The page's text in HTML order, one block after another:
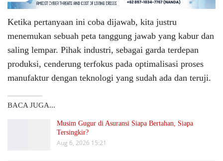
Ketika pertanyaan ini coba dijawab, kita justru
menemukan sebuah peta tanggung jawab yang kabur dan
saling lempar. Pihak industri, sebagai garda terdepan
produksi, cenderung terfokus pada optimalisasi proses
manufaktur dengan teknologi yang sudah ada dan teruji.
BACA JUGA...
Musim Gugur di Asuransi Siapa Bertahan, Siapa
Tersingkir?
Aug 6, 2026 15:21